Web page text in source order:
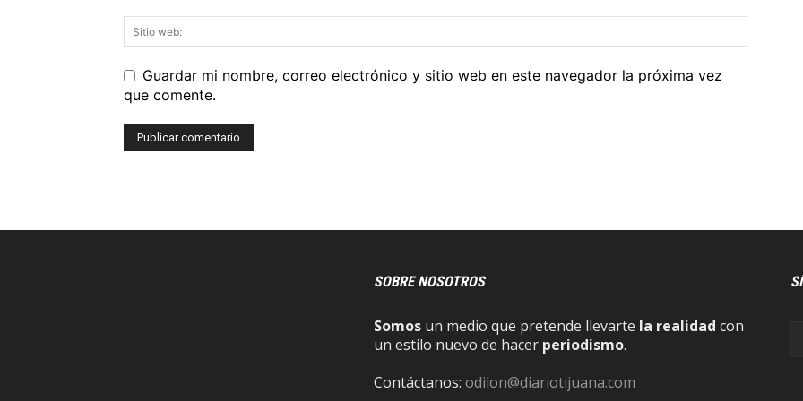
Guardar mi nombre, correo electrónico y sitio web en este navegador la próxima vez
que comente.
SOBRE NOSOTROS
Somos un medio que pretende llevarte la realidad con
un estilo nuevo de hacer periodismo.
Contáctanos: odilon@diariotijuana.com